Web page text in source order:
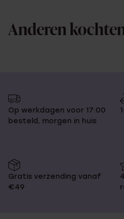
Anderen
Op werkdagen voor 17:00
besteld, morgen in huis
Gratis verzending vanaf
€49